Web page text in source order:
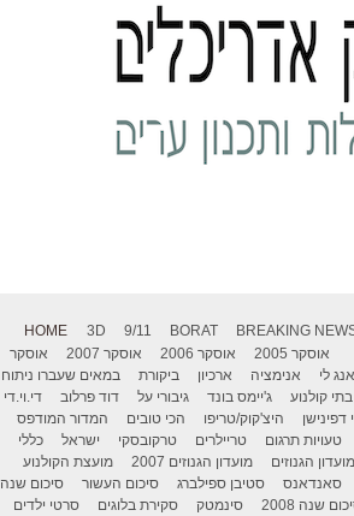
HOME 3D 9/11 BORAT BREAKING
אוסקר 2005 אוסקר 2006 אוסקר 2007
אוסקר
אנג לי אנימציה ארכיון ביקורת
במאים שעברו ניתוח
בתי קולנוע ג'יימס בונד גיבורי על דוד פרלוב
די.וי.די
דפינישן היצ'קוק/טריפו הכי טובים
המדור המודפס
טעויות תרגום טריילרים טרקובסקי ישראל
כללי
מועדון הגנוזים מועדון הגנוזים 2007
מועצת הקולנוע
סאנדאנס סטיבן ספילברג סיכום העשור
סיכום שנה
שנה 2008 סינמטק סקירת בלוגים
סרטי ילדים